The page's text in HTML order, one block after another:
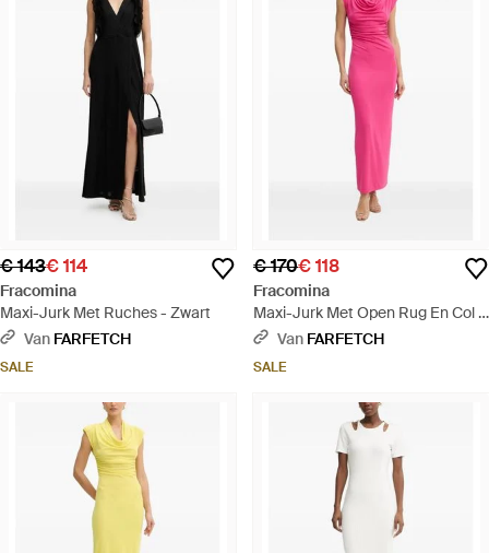
€ 143€ 114
Fracomina
Maxi-Jurk Met Ruches - Zwart
Van FARFETCH
SALE
€ 170€ 118
Fracomina
Maxi-Jurk Met Open Rug En Col -
RozeVan FARFETCH
SALE